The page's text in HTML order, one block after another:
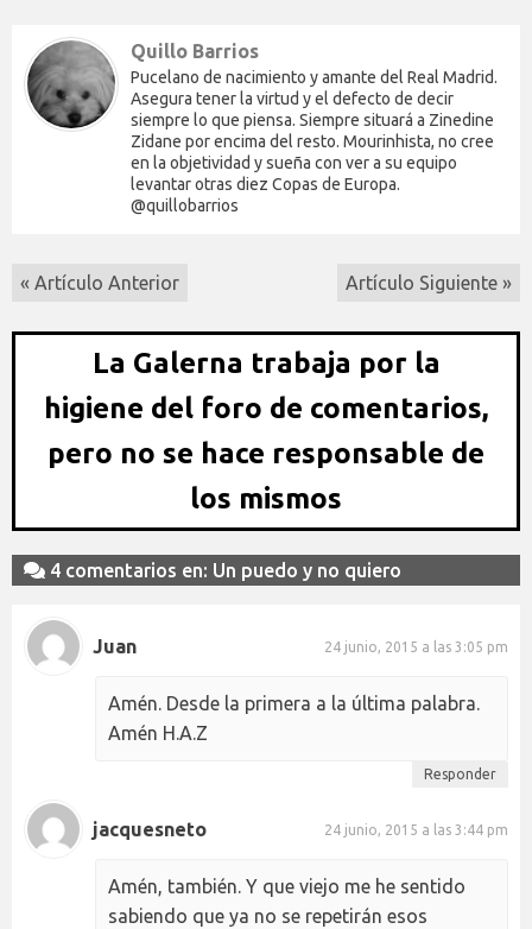
Quillo Barrios
Pucelano de nacimiento y amante del Real Madrid.
Asegura tener la virtud y el defecto de decir
siempre lo que piensa. Siempre situará a Zinedine
Zidane por encima del resto. Mourinhista, no cree
en la objetividad y sueña con ver a su equipo
levantar otras diez Copas de Europa.
@quillobarrios
« Artículo Anterior Artículo Siguiente »
La Galerna trabaja por la
higiene del foro de comentarios,
pero no se hace responsable de
los mismos
4 comentarios en: Un puedo y no quiero
Juan 24 junio, 2015 a las 3:05 pm
Amén. Desde la primera a la última palabra.
Amén H.A.Z
Responder
jacquesneto 24 junio, 2015 a las 3:44 pm
Amén, también. Y que viejo me he sentido
sabiendo que ya no se repetirán esos